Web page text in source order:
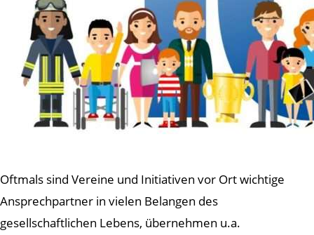
Oftmals sind Vereine und Initiativen vor Ort wichtige
Ansprechpartner in vielen Belangen des
gesellschaftlichen Lebens, übernehmen u.a.